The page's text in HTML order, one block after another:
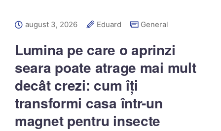
august 3, 2026 Eduard General
Lumina pe care o aprinzi
seara poate atrage mai mult
decât crezi: cum îți
transformi casa într-un
magnet pentru insecte